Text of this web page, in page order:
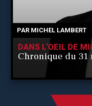
PAR MICHEL LAMBERT
DANS L'OEIL DE
Chronique du 31